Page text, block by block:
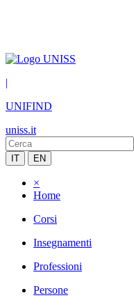
|
UNIFIND
uniss.it
IT EN
×
Home
Corsi
Insegnamenti
Professioni
Persone